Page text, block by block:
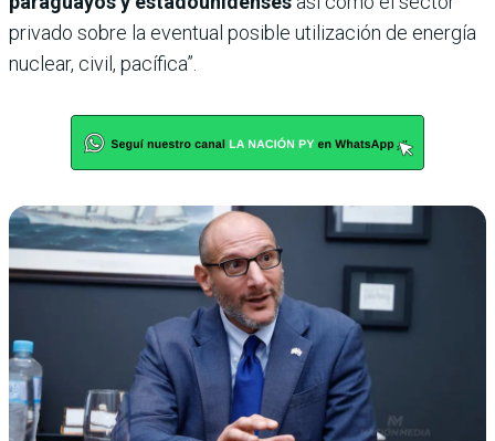
privado sobre la eventual posible utilización de energía
nuclear, civil, pacífica”.